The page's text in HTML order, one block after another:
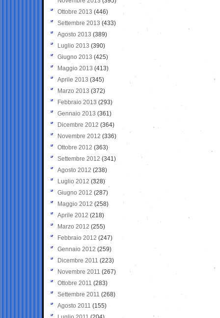
Ottobre 2013 (446)
Settembre 2013 (433)
Agosto 2013 (389)
Luglio 2013 (390)
Giugno 2013 (425)
Maggio 2013 (413)
Aprile 2013 (345)
Marzo 2013 (372)
Febbraio 2013 (293)
Gennaio 2013 (361)
Dicembre 2012 (364)
Novembre 2012 (336)
Ottobre 2012 (363)
Settembre 2012 (341)
Agosto 2012 (238)
Luglio 2012 (328)
Giugno 2012 (287)
Maggio 2012 (258)
Aprile 2012 (218)
Marzo 2012 (255)
Febbraio 2012 (247)
Gennaio 2012 (259)
Dicembre 2011 (223)
Novembre 2011 (267)
Ottobre 2011 (283)
Settembre 2011 (268)
Agosto 2011 (155)